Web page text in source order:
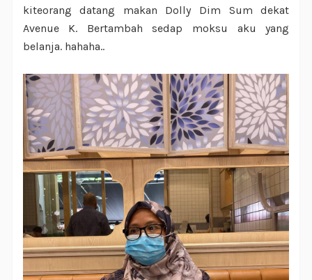
kiteorang datang makan Dolly Dim Sum dekat
Avenue K. Bertambah sedap moksu aku yang
belanja. hahaha..